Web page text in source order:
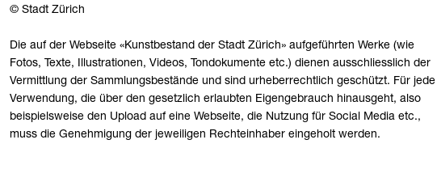
© Stadt Zürich
Die auf der Webseite «Kunstbestand der Stadt Zürich» aufgeführten Werke (wie
Fotos, Texte, Illustrationen, Videos, Tondokumente etc.) dienen ausschliesslich der
Vermittlung der Sammlungsbestände und sind urheberrechtlich geschützt. Für jede
Verwendung, die über den gesetzlich erlaubten Eigengebrauch hinausgeht, also
beispielsweise den Upload auf eine Webseite, die Nutzung für Social Media etc.,
muss die Genehmigung der jeweiligen Rechteinhaber eingeholt werden.